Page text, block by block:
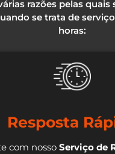
razões pelas
se trata de
horas:
Resposta
com nosso Serviço de